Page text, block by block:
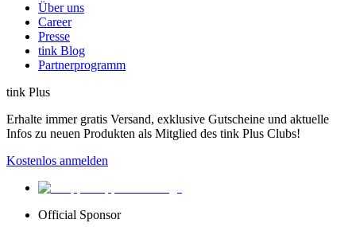
Über uns
Career
Presse
tink Blog
Partnerprogramm
tink Plus
Erhalte immer gratis Versand, exklusive Gutscheine und aktuelle
Infos zu neuen Produkten als Mitglied des tink Plus Clubs!
Kostenlos anmelden
Official Sponsor